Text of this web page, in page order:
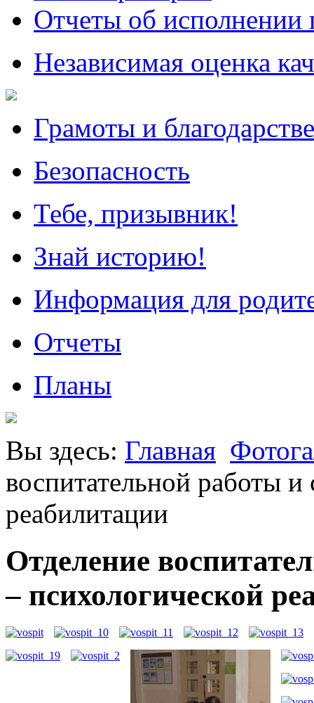
Отчеты об исполнении
Независимая оценка
Грамоты и
Безопасность
Тебе, призывник!
Знай историю!
Информация для
Отчеты
Планы
Вы здесь: Главная
воспитательной работы
реабилитации
Отделение
– психологической